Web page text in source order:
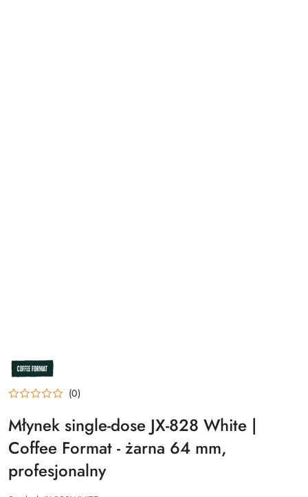
NAZWA
PRODUCENTA:
COFFEE
FORMAT (0)
Młynek single-dose JX-828 White |
Coffee Format - żarna 64 mm,
profesjonalny